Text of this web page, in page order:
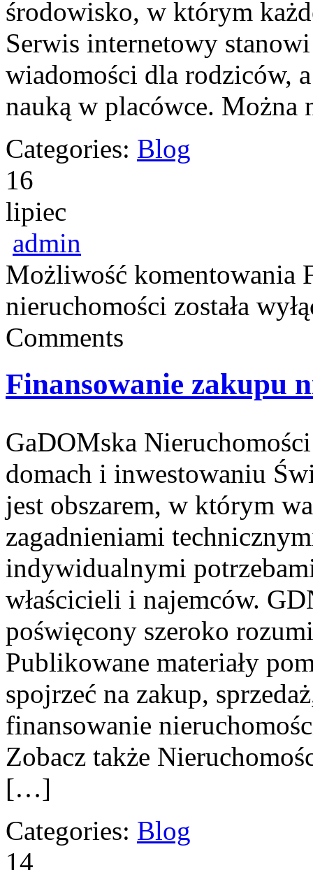
środowisko, w którym
Serwis internetowy
wiadomości dla rodziców,
nauką w placówce.
Categories: Blog
16
lipiec
admin
Możliwość komentowania
nieruchomości została
Comments
Finansowanie zakupu
GaDOMska
domach i inwestowaniu
jest obszarem, w którym
zagadnieniami
indywidualnymi
właścicieli i najemców.
poświęcony szeroko
Publikowane materiały
spojrzeć na zakup,
finansowanie
Zobacz także
[…]
Categories: Blog
14